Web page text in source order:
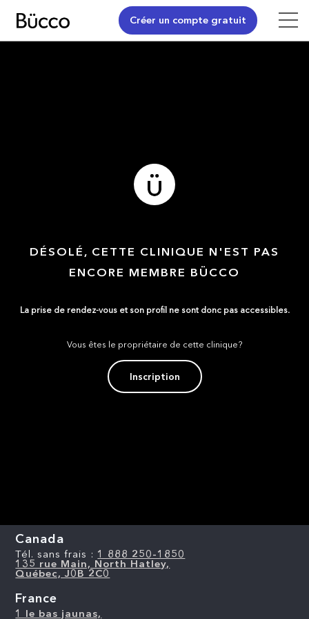
Créer un compte gratuit
DÉSOLÉ, CETTE CLINIQUE N'EST PAS
ENCORE MEMBRE BÜCCO
La prise de rendez-vous et son profil ne sont donc pas accessibles.
Vous êtes le propriétaire de cette clinique?
Inscription
Canada
Tél. sans frais : 1 888 250-1850
135 rue Main, North Hatley,
Québec, J0B 2C0
France
1 le bas jaunas,